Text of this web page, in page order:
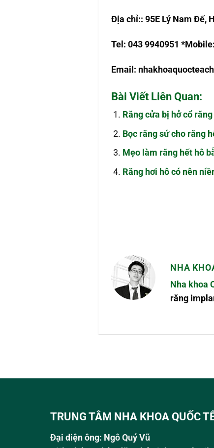
Địa chỉ:: 95E Lý Nam Đế,
Tel: 043 9940951
Email:
Bài Viết Liên Quan:
Răng cửa bị hở cổ
Bọc răng sứ cho răng
Mẹo làm răng hết hô
Răng hơi hô có nên
NHA
Nha khoa
răng
TRUNG TÂM NHA KHOA QUỐC
Đại diện ông: Ngô Quý Vũ